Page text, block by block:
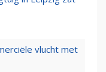
vlucht met